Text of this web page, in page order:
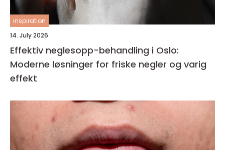
inspiration
14. July 2026
Effektiv neglesopp-behandling i Oslo:
Moderne løsninger for friske negler og varig
effekt